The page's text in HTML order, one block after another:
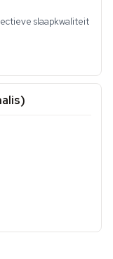
slaapkwaliteit